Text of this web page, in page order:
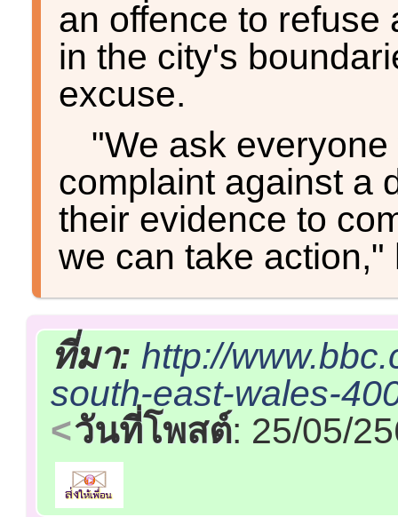
an offence to refuse
in the city's
excuse.
"We ask
complaint against a
their evidence to
we can take action,"
ที่มา: http://
south-east-wales-
วันที่โพสต์: 25/05/